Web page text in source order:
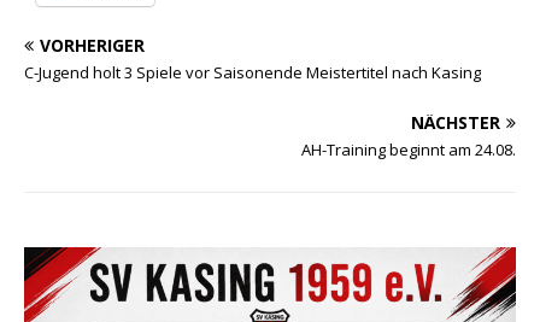
VORHERIGER
C-Jugend holt 3 Spiele vor Saisonende Meistertitel nach Kasing
NÄCHSTER
AH-Training beginnt am 24.08.